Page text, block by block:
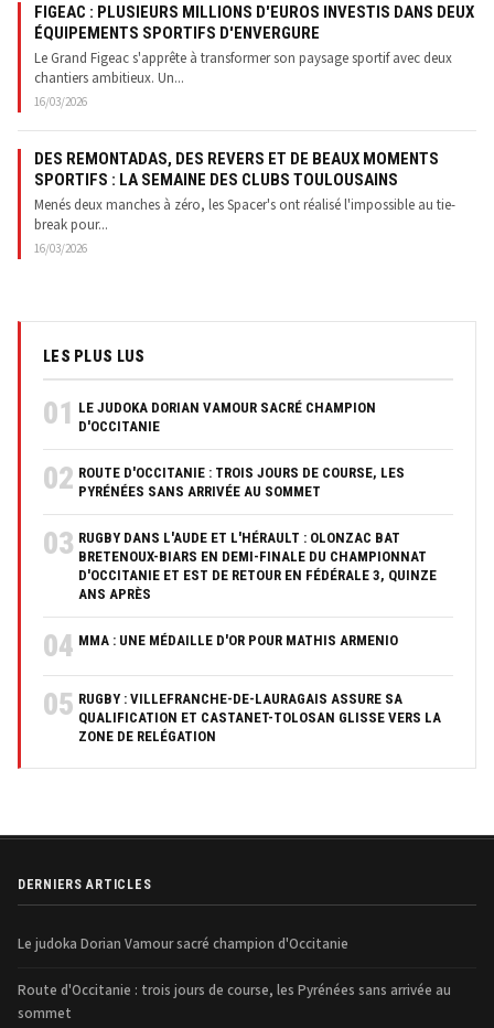
FIGEAC : PLUSIEURS MILLIONS D'EUROS INVESTIS DANS DEUX
ÉQUIPEMENTS SPORTIFS D'ENVERGURE
Le Grand Figeac s'apprête à transformer son paysage sportif avec deux
chantiers ambitieux. Un...
16/03/2026
DES REMONTADAS, DES REVERS ET DE BEAUX MOMENTS
SPORTIFS : LA SEMAINE DES CLUBS TOULOUSAINS
Menés deux manches à zéro, les Spacer's ont réalisé l'impossible au tie-
break pour...
16/03/2026
LES PLUS LUS
01 LE JUDOKA DORIAN VAMOUR SACRÉ CHAMPION
D'OCCITANIE
02 ROUTE D'OCCITANIE : TROIS JOURS DE COURSE, LES
PYRÉNÉES SANS ARRIVÉE AU SOMMET
03 RUGBY DANS L'AUDE ET L'HÉRAULT : OLONZAC BAT
BRETENOUX-BIARS EN DEMI-FINALE DU CHAMPIONNAT
D'OCCITANIE ET EST DE RETOUR EN FÉDÉRALE 3, QUINZE
ANS APRÈS
04 MMA : UNE MÉDAILLE D'OR POUR MATHIS ARMENIO
05 RUGBY : VILLEFRANCHE-DE-LAURAGAIS ASSURE SA
QUALIFICATION ET CASTANET-TOLOSAN GLISSE VERS LA
ZONE DE RELÉGATION
DERNIERS ARTICLES
Le judoka Dorian Vamour sacré champion d'Occitanie
Route d'Occitanie : trois jours de course, les Pyrénées sans arrivée au
sommet